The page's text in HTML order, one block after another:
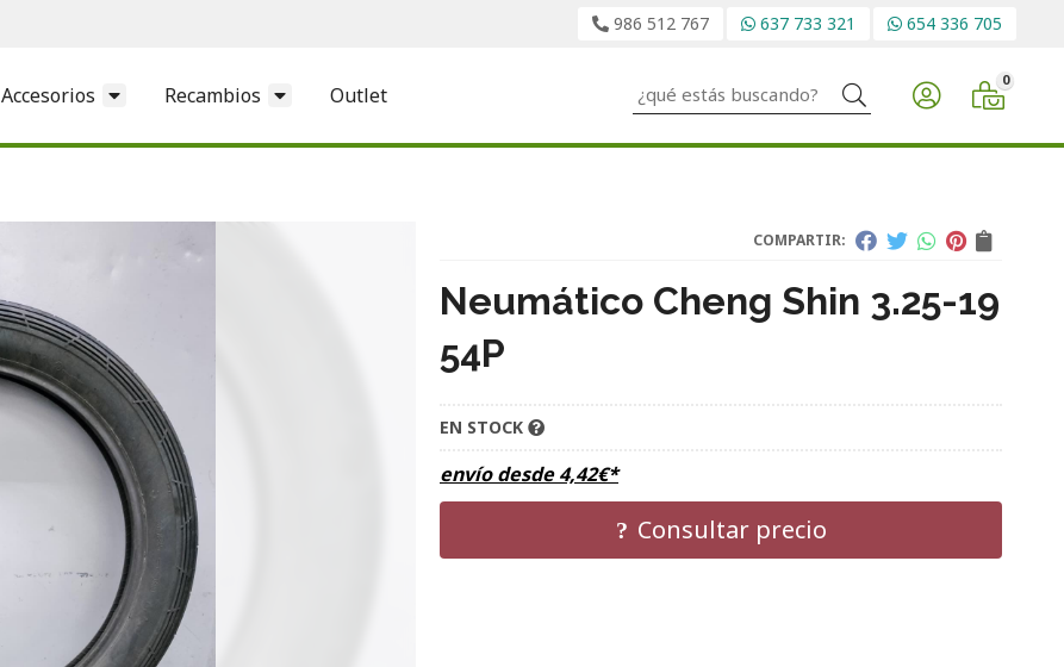
986 512 767 637 733 321 654 336 705
Accesorios Recambios Outlet Buscar 0
COMPARTIR:
Neumático Cheng Shin 3.25-19
54P
EN STOCK
envío desde4,42€*
Consultar precio